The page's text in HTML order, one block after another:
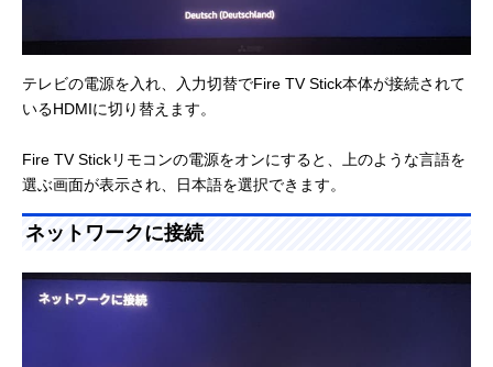
テレビの電源を入れ、入力切替でFire TV Stick本体が接続されて
いるHDMIに切り替えます。
Fire TV Stickリモコンの電源をオンにすると、上のような言語を
選ぶ画面が表示され、日本語を選択できます。
ネットワークに接続